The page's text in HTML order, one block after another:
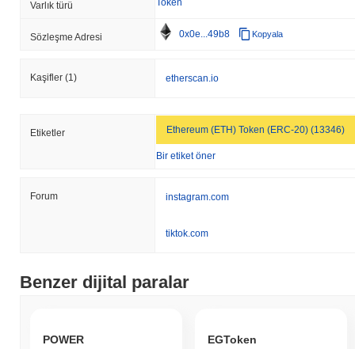
Varlık türü
Sözleşme Adresi 0x0e...49b8 Kopyala
Kaşifler (1) etherscan.io
Etiketler Ethereum (ETH) Token (ERC-20) (13346)
Bir etiket öner
Forum instagram.com
tiktok.com
Benzer dijital paralar
POWER EGToken